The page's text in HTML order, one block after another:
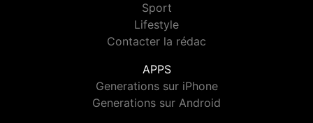
Sport
Lifestyle
Contacter la rédac
APPS
Generations sur iPhone
Generations sur Android